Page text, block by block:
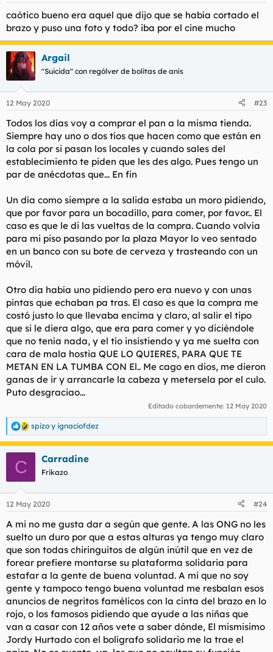
caótico bueno era aquel que dijo que se había cortado el
brazo y puso una foto y todo? iba por el cine mucho
Argail
"Suicida" con rególver de bolitas de anís
12 May 2020 #23
Todos los días voy a comprar el pan a la misma tienda.
Siempre hay uno o dos tíos que hacen como que están en
la cola por si pasan los locales y cuando sales del
establecimiento te piden que les des algo. Pues tengo un
par de anécdotas que... En fin
Un día como siempre a la salida estaba un moro pidiendo,
que por favor para un bocadillo, para comer, por favor.. El
caso es que le di las vueltas de la compra. Cuando volvía
para mi piso pasando por la plaza Mayor lo veo sentado
en un banco con su bote de cerveza y trasteando con un
móvil.
Otro día había uno pidiendo pero era nuevo y con unas
pintas que echaban pa tras. El caso es que la compra me
costó justo lo que llevaba encima y claro, al salir el tipo
que si le diera algo, que era para comer y yo diciéndole
que no tenía nada, y el tío insistiendo y ya me suelta con
cara de mala hostia QUE LO QUIERES, PARA QUE TE
METAN EN LA TUMBA CON El.. Me cago en dios, me dieron
ganas de ir y arrancarle la cabeza y metersela por el culo.
Puto desgraciao...
Editado cobardemente: 12 May 2020
R
e
a
e
:
spizo y ignaciofdez
C Carradine
Frikazo
12 May 2020 #24
A mi no me gusta dar a según que gente. A las ONG no les
suelto un duro por que a estas alturas ya tengo muy claro
que son todas chiringuitos de algún inútil que en vez de
forear prefiere montarse su plataforma solidaria para
estafar a la gente de buena voluntad. A mi que no soy
gente y tampoco tengo buena voluntad me resbalan esos
anuncios de negritos famélicos con la cinta del brazo en lo
rojo, o los famosos pidiendo que ayude a las niñas que
van a casar con 12 años vete a saber dónde, El mismisimo
Jordy Hurtado con el bolígrafo solidario me la trae el